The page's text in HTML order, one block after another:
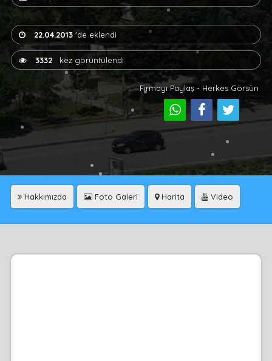
22.04.2013'de eklendi
3332kez görüntülendi
Firmayı Paylaş - Herkes Görsün
Hakkımızda Foto Galeri Harita Video